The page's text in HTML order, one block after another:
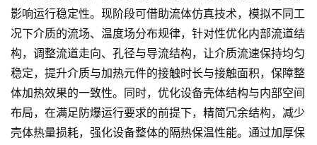
影响运行稳定性。现阶段可借助流体仿真技术，模拟不同工
况下介质的流场、温度场分布规律，针对性优化内部流道结
构，调整流道走向、孔径与导流结构，让介质流速保持均匀
稳定，提升介质与加热元件的接触时长与接触面积，保障整
体加热效果的一致性。同时，优化设备壳体结构与内部空间
布局，在满足防爆运行要求的前提下，精简冗余结构，减少
壳体热量损耗，强化设备整体的隔热保温性能。通过加厚保